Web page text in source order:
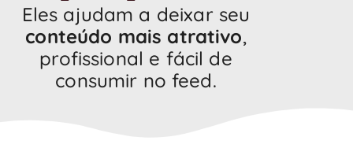
Eles ajudam a deixar seu
conteúdo mais atrativo,
profissional e fácil de
consumir no feed.